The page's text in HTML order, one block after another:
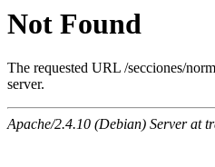
Not Found
The requested URL /secciones/
server.
Apache/2.4.10 (Debian) Server at